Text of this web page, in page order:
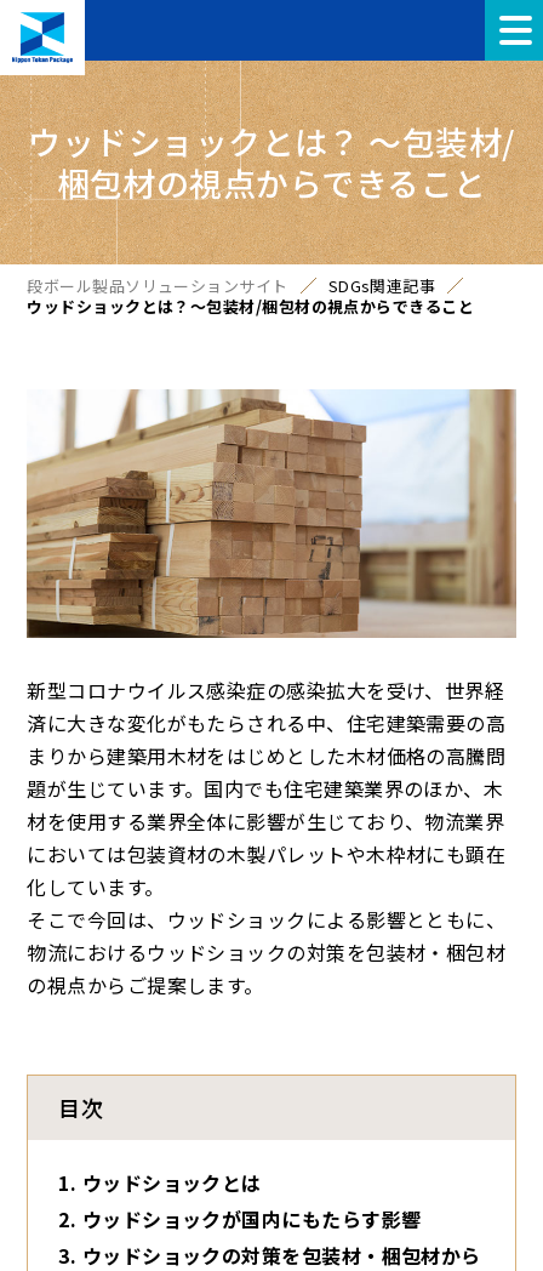
ウッドショックとは？ ～包装材/
梱包材の視点からできること
段ボール製品ソリューションサイト
SDGs関連記事
ウッドショックとは？～包装材/梱包材の視点からできること
新型コロナウイルス感染症の感染拡大を受け、世界経
済に大きな変化がもたらされる中、住宅建築需要の高
まりから建築用木材をはじめとした木材価格の高騰問
題が生じています。国内でも住宅建築業界のほか、木
材を使用する業界全体に影響が生じており、物流業界
においては包装資材の木製パレットや木枠材にも顕在
化しています。
そこで今回は、ウッドショックによる影響とともに、
物流におけるウッドショックの対策を包装材・梱包材
の視点からご提案します。
目次
ウッドショックとは
ウッドショックが国内にもたらす影響
ウッドショックの対策を包装材・梱包材から